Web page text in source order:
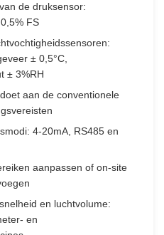
de druksensor:
FS
± 0,5°C,
± 3%RH
aan de conventionele
4-20mA, RS485 en
aanpassen of on-site
en luchtvolume:
en